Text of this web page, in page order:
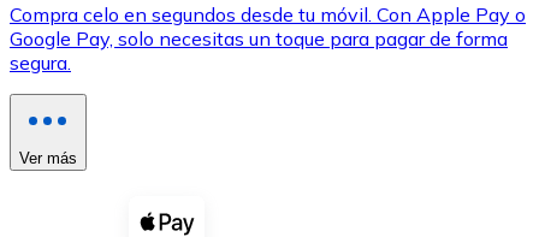
XRP
XRP
Ver todo
Compra celo en segundos desde tu móvil. Con Apple Pay o
Google Pay, solo necesitas un toque para pagar de forma
segura.
Ver más